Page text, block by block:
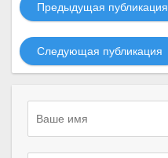
Предыдущая публикация
Следующая публикация